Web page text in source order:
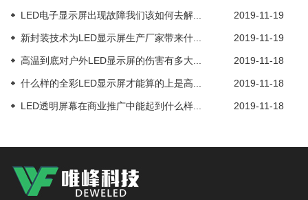
LED电子显示屏出现故障我们该如何去解... 2019-11-19
新封装技术为LED显示屏生产厂家带来什... 2019-11-19
高温到底对户外LED显示屏的伤害有多大... 2019-11-18
什么样的全彩LED显示屏才能算的上是高... 2019-11-18
LED透明屏幕在商业推广中能起到什么样... 2019-11-18